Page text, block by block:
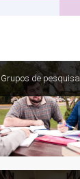
Grupos de pesquisa